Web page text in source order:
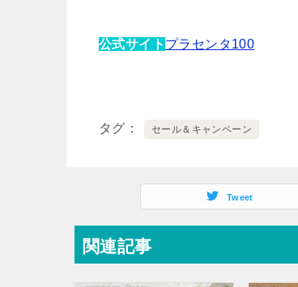
公式サイト プラセンタ100
タグ セール＆キャンペーン
Tweet
関連記事